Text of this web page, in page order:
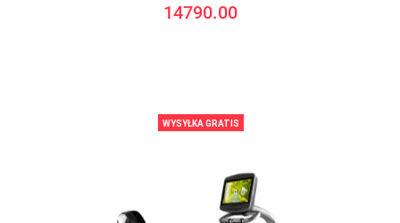
14790.00
WYSYŁKA GRATIS